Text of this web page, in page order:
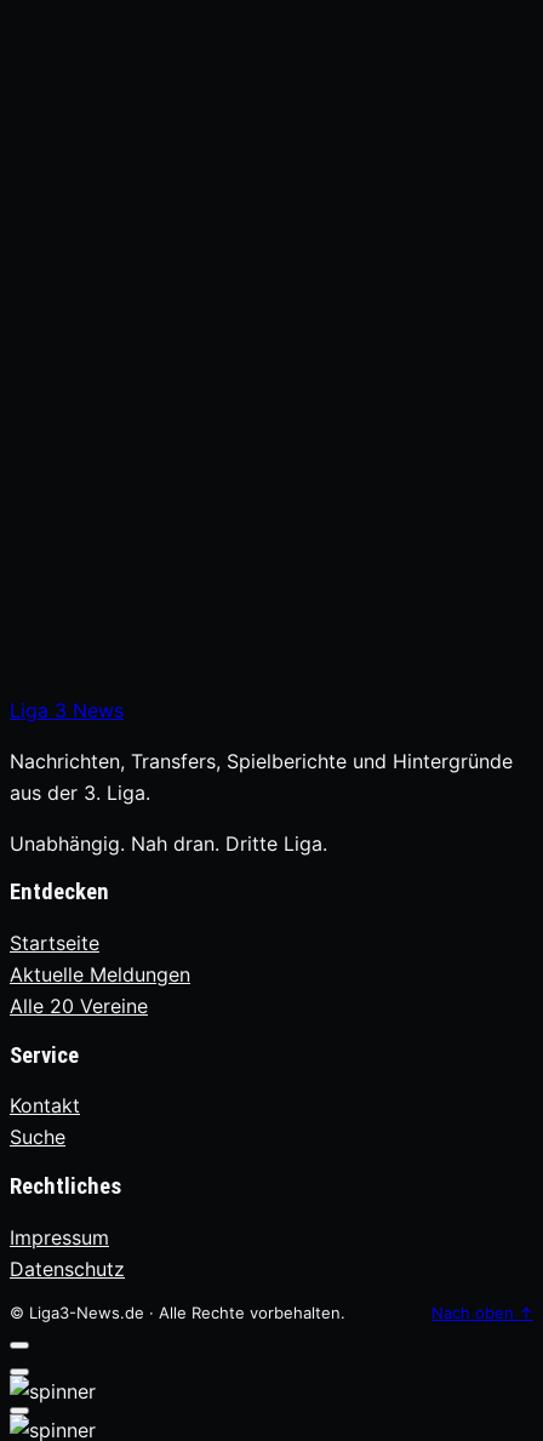
Liga 3 News
Nachrichten, Transfers, Spielberichte und Hintergründe
aus der 3. Liga.
Unabhängig. Nah dran. Dritte Liga.
Entdecken
Startseite
Aktuelle Meldungen
Alle 20 Vereine
Service
Kontakt
Suche
Rechtliches
Impressum
Datenschutz
© Liga3-News.de · Alle Rechte vorbehalten. Nach oben ↑